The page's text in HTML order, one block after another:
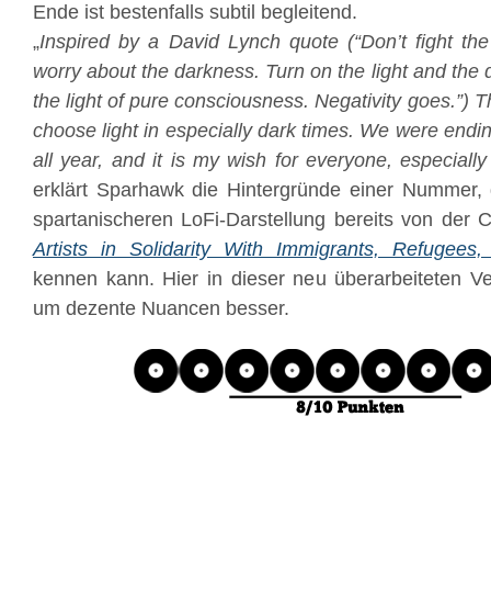
Ende ist bestenfalls subtil begleitend.
„Inspired by a David Lynch quote (“Don’t fight
worry about the darkness. Turn on the light and the
the light of pure consciousness. Negativity goes.”)
choose light in especially dark times. We were
all year, and it is my wish for everyone,
erklärt Sparhawk die Hintergründe einer
spartanischeren LoFi-Darstellung bereits von der
Artists in Solidarity With Immigrants,
kennen kann. Hier in dieser neu überarbeiteten
um dezente Nuancen besser.